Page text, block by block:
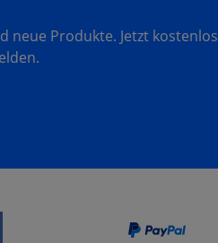
neue Produkte. Jetzt kostenlos